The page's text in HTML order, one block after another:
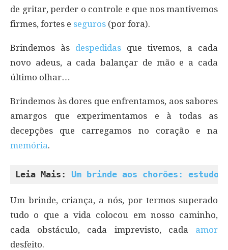
de gritar, perder o controle e que nos mantivemos
firmes, fortes e seguros (por fora).
Brindemos às despedidas que tivemos, a cada
novo adeus, a cada balançar de mão e a cada
último olhar…
Brindemos às dores que enfrentamos, aos sabores
amargos que experimentamos e à todas as
decepções que carregamos no coração e na
memória.
Leia Mais: Um brinde aos chorões:
Um brinde, criança, a nós, por termos superado
tudo o que a vida colocou em nosso caminho,
cada obstáculo, cada imprevisto, cada amor
desfeito.